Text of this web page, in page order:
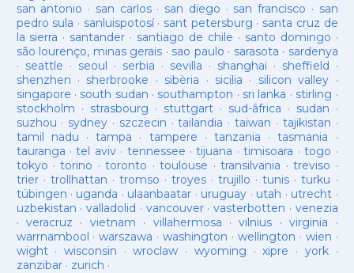
san antonio · san carlos· san diego · san francisco · san
pedro sula · sanluispotosí· sant petersburg · santa cruz de
la sierra · santander · santiago de chile · santo domingo ·
são lourenço, minas gerais · sao paulo · sarasota · sardenya
· seattle · seoul · serbia · sevilla · shanghai · sheffield ·
shenzhen · sherbrooke · sibèria · sicilia · silicon valley ·
singapore · south sudan · southampton · sri lanka · stirling ·
stockholm · strasbourg · stuttgart· sud-âfrica · sudan ·
suzhou · sydney · szczecin ·tailandia ·taiwan · tajikistan ·
tamil nadu ·tampa · tampere · tanzania ·tasmania ·
tauranga ·tel aviv· tennessee ·tijuana ·timisoara ·togo ·
tokyo ·torino ·toronto ·toulouse ·transilvania ·treviso ·
trier· trollhattan · tromso · troyes·trujillo ·tunis ·turku ·
tübingen · uganda · ulaanbaatar · uruguay · utah · utrecht ·
uzbekistan · valladolid · vancouver· vasterbotten · venezia
· veracruz · vietnam · villahermosa ·vilnius ·virginia ·
warrnambool ·warszawa ·washington · wellington · wien ·
wight· wisconsin ·wroclaw · wyoming ·xipre · york·
zanzibar· zurich ·